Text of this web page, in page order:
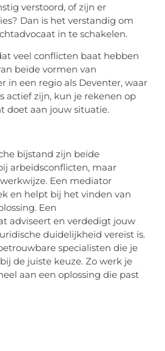
verstoord, of zijn er
Dan is het verstandig om
in te schakelen.
veel conflicten baat hebben
beide vormen van
in een regio als Deventer, waar
actief zijn, kun je rekenen op
doet aan jouw situatie.
bijstand zijn beide
arbeidsconflicten, maar
Een mediator
en helpt bij het vinden van
Een
adviseert en verdedigt jouw
duidelijkheid vereist is.
specialisten die je
de juiste keuze. Zo werk je
aan een oplossing die past